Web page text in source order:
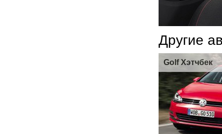
Другие
Golf Хэтчбек